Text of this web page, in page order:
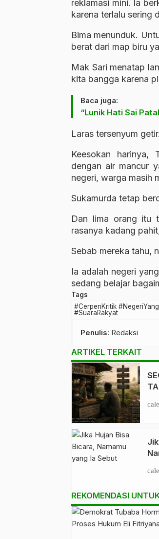
reklamasi mini. Ia
karena terlalu sering
Bima menunduk.
berat dari map biru
Mak Sari menatap
kita bangga karena
Baca juga:
“Lunik Hati Sai
Laras tersenyum
Keesokan harinya,
dengan air mancur
negeri, warga masih
Sukamurda tetap
Dan lima orang itu
rasanya kadang
Sebab mereka tahu,
Ia adalah negeri
sedang belajar
Tags
#CerpenKritik
#SuaraRakyat
Penulis: Redaksi
ARTIKEL TERKAIT
REKOMENDASI